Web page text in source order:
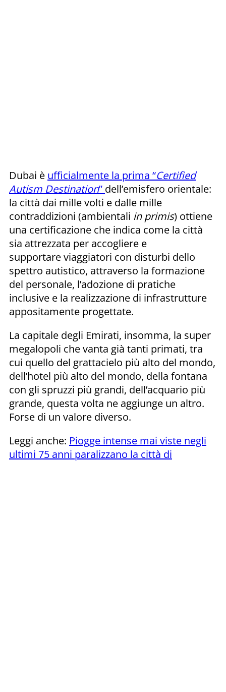
Dubai è ufficialmente la prima “Certified
Autism Destination” dell’emisfero orientale:
la città dai mille volti e dalle mille
contraddizioni (ambientali in primis) ottiene
una certificazione che indica come la città
sia attrezzata per accogliere e
supportare viaggiatori con disturbi dello
spettro autistico, attraverso la formazione
del personale, l’adozione di pratiche
inclusive e la realizzazione di infrastrutture
appositamente progettate.
La capitale degli Emirati, insomma, la super
megalopoli che vanta già tanti primati, tra
cui quello del grattacielo più alto del mondo,
dell’hotel più alto del mondo, della fontana
con gli spruzzi più grandi, dell’acquario più
grande, questa volta ne aggiunge un altro.
Forse di un valore diverso.
Leggi anche: Piogge intense mai viste negli
ultimi 75 anni paralizzano la città di